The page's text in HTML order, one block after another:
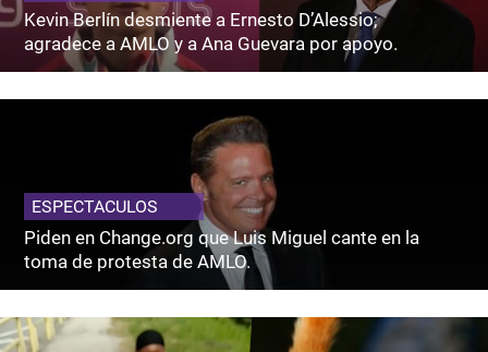
Kevin Berlín desmiente a Ernesto D’Alessio;
agradece a AMLO y a Ana Guevara por apoyo.
ESPECTACULOS
Piden en Change.org que Luis Miguel cante en la
toma de protesta de AMLO.